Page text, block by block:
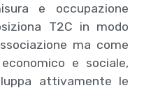
e occupazione
T2C in modo
ma come
e sociale,
attivamente le